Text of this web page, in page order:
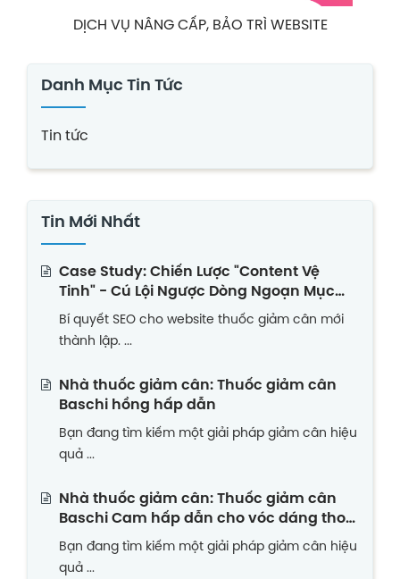
DỊCH VỤ NÂNG CẤP, BẢO TRÌ WEBSITE
Danh Mục Tin Tức
Tin tức
Tin Mới Nhất
Case Study: Chiến Lược "Content Vệ
Tinh" - Cú Lội Ngược Dòng Ngoạn Mục
Của Website Thuốc Giảm Cân Non Trẻ
Bí quyết SEO cho website thuốc giảm cân mới
thành lập. ...
Nhà thuốc giảm cân: Thuốc giảm cân
Baschi hồng hấp dẫn
Bạn đang tìm kiếm một giải pháp giảm cân hiệu
quả ...
Nhà thuốc giảm cân: Thuốc giảm cân
Baschi Cam hấp dẫn cho vóc dáng thon
gọn
Bạn đang tìm kiếm một giải pháp giảm cân hiệu
quả ...